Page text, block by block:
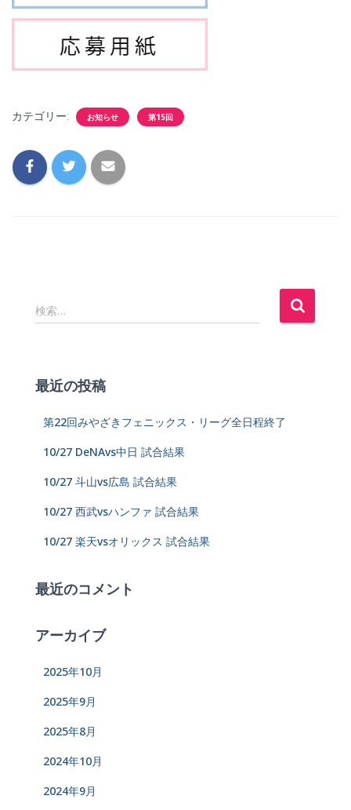
カテゴリー: お知らせ 第15回
検索…
最近の投稿
第22回みやざきフェニックス・リーグ全日程終了
10/27 DeNAvs中日 試合結果
10/27 斗山vs広島 試合結果
10/27 西武vsハンファ 試合結果
10/27 楽天vsオリックス 試合結果
最近のコメント
アーカイブ
2025年10月
2025年9月
2025年8月
2024年10月
2024年9月